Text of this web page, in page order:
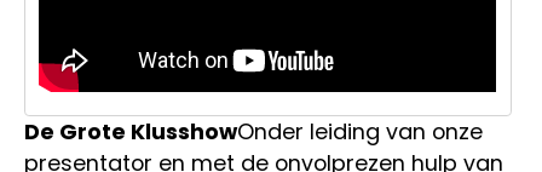
De Grote KlusshowOnder leiding van onze
presentator en met de onvolprezen hulp van